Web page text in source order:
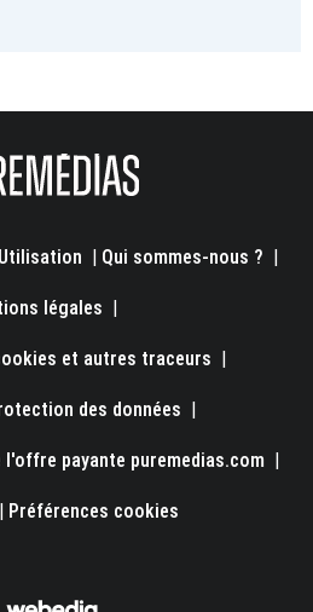
| Qui sommes-nous ? |
légales |
et autres traceurs |
des données |
l'offre payante puremedias.com |
| Préférences cookies